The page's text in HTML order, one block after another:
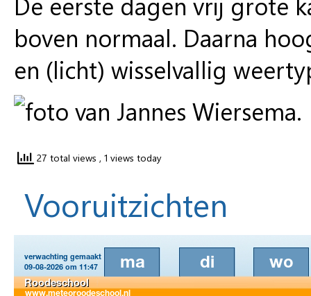
boven normaal. Daarna
en (licht) wisselvallig
27 total views , 1 views today
Vooruitzichten